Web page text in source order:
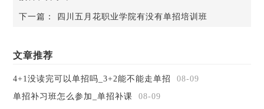
成都希望职校对口单招大学
集团旗下的大学：四川天一学院，四川文化传媒学院，四川
托普信息职业学院，四川希望汽车职业学院，西南交通大学
下一篇： 四川五月花职业学院有没有单招培训班
文章推荐
4+1没读完可以单招吗_3+2能不能走单招
08-09
单招补习班怎么参加_单招补课
08-09